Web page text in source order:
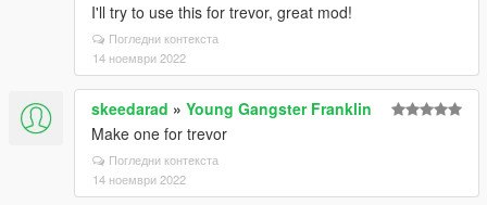
I'll try to use this for trevor, great mod!
Погледни контекста
14 ноември 2022
skeedarad » Young Gangster Franklin
Make one for trevor
Погледни контекста
14 ноември 2022